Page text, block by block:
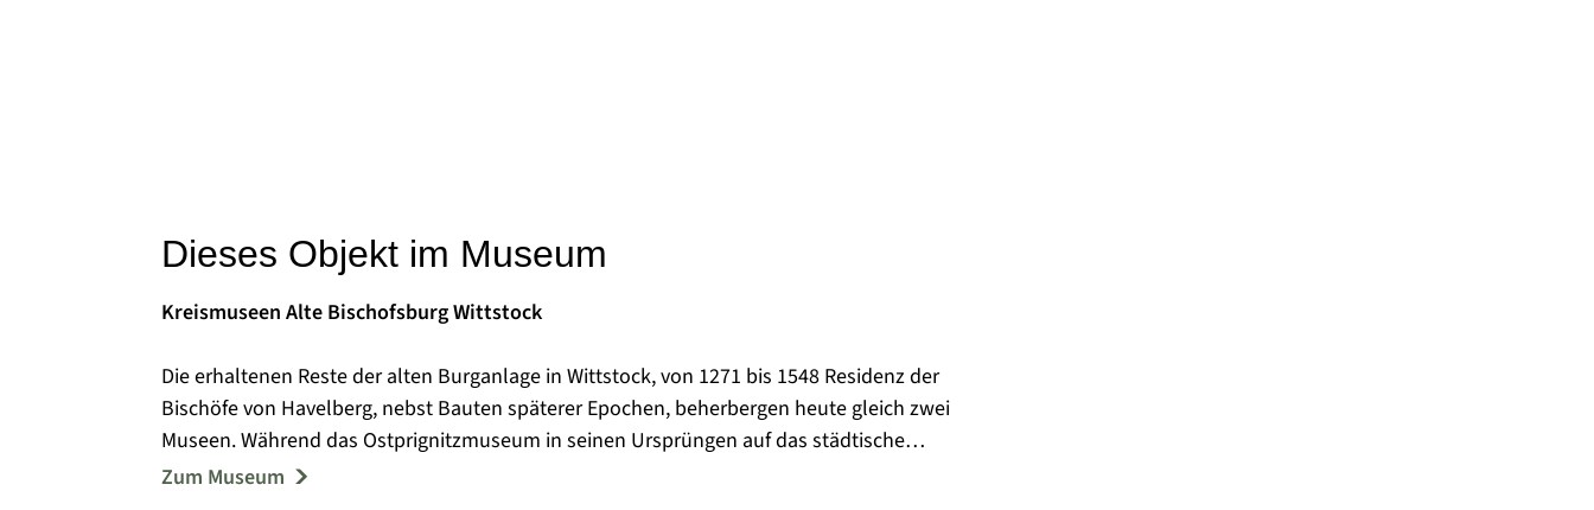
Dieses Objekt im Museum
Kreismuseen Alte Bischofsburg Wittstock
Die erhaltenen Reste der alten Burganlage in Wittstock, von 1271 bis 1548 Residenz der
Bischöfe von Havelberg, nebst Bauten späterer Epochen, beherbergen heute gleich zwei
Museen. Während das Ostprignitzmuseum in seinen Ursprüngen auf das städtische
Gymnasium und das Jahr 1879 zurückgeht, wurde das Museum des Dreißigjährigen Krieges
Zum Museum